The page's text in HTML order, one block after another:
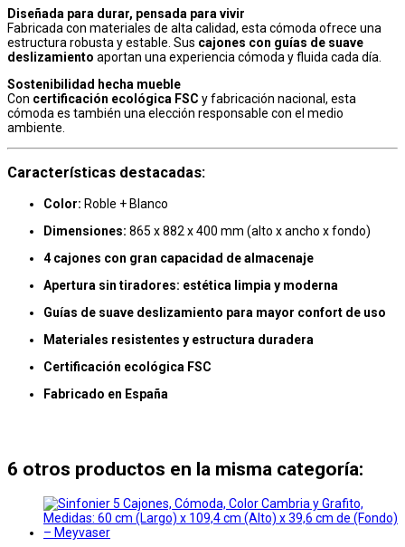
Diseñada para durar, pensada para vivir
Fabricada con materiales de alta calidad, esta cómoda ofrece una
estructura robusta y estable. Sus cajones con guías de suave
deslizamiento aportan una experiencia cómoda y fluida cada día.
Sostenibilidad hecha mueble
Con certificación ecológica FSC y fabricación nacional, esta
cómoda es también una elección responsable con el medio
ambiente.
Características destacadas:
Color: Roble + Blanco
Dimensiones: 865 x 882 x 400 mm (alto x ancho x fondo)
4 cajones con gran capacidad de almacenaje
Apertura sin tiradores: estética limpia y moderna
Guías de suave deslizamiento para mayor confort de uso
Materiales resistentes y estructura duradera
Certificación ecológica FSC
Fabricado en España
6 otros productos en la misma categoría: